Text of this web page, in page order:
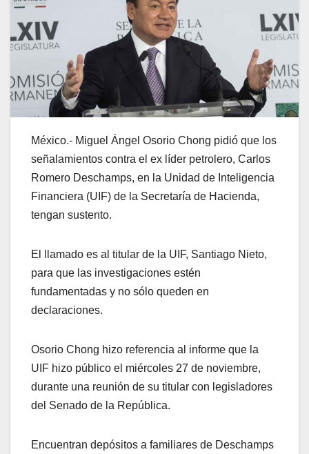
México.- Miguel Ángel Osorio Chong pidió que los
señalamientos contra el ex líder petrolero, Carlos
Romero Deschamps, en la Unidad de Inteligencia
Financiera (UIF) de la Secretaría de Hacienda,
tengan sustento.
El llamado es al titular de la UIF, Santiago Nieto,
para que las investigaciones estén
fundamentadas y no sólo queden en
declaraciones.
Osorio Chong hizo referencia al informe que la
UIF hizo público el miércoles 27 de noviembre,
durante una reunión de su titular con legisladores
del Senado de la República.
Encuentran depósitos a familiares de Deschamps